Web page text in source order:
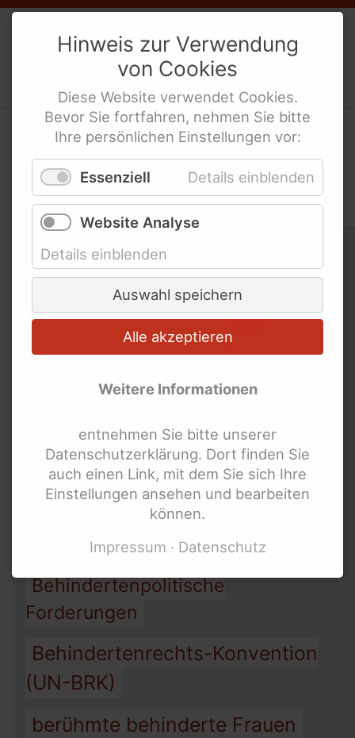
Social Media Netiquette
Erklärung zur Barrierefreiheit
Links und Adressen
Netzwerke und
Koordinierungsstellen für
behinderte Frauen
Links für Lesben und LSBTIQ* mit
Behinderung
Links für Mädchen mit Behinderung
Bundesweite Organisationen für
Bundesweite Frauenorganisationen
Bundesministerien und mehr
Internationale Links
Weibernetze.V.
Politische Interes­sen­ver­tre­tung
behinderte Frauen
In der WeiberZEIT nach
Schlagworten suchen
Ableismus
Abschied
Gleichbehandlungsgesetz AGG
Arbeit
Armut
Assistenz
Barrierefreiheit
Behindertengleichstellungsgesetz
Behindertenpolitische
Forderungen
Behindertenrechts-Konvention
(UN-BRK)
berühmte behinderte Frauen
Hinweis zur Verwendung
von Cookies
Diese Website verwendet Cookies.
Bevor Sie fortfahren, nehmen Sie bitte
Ihre persönlichen Einstellungen vor:
Essenziell Details einblenden
Website Analyse
Details einblenden
Auswahl speichern
Alle akzeptieren
Weitere Informationen
entnehmen Sie bitte unserer
Datenschutzerklärung. Dort finden Sie
auch einen Link, mit dem Sie sich Ihre
Einstellungen ansehen und bearbeiten
können.
Impressum
Datenschutz